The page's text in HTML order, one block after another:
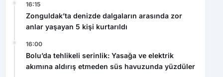
16:15
Zonguldak’ta denizde dalgaların arasında zor
anlar yaşayan 5 kişi kurtarıldı
16:00
Bolu’da tehlikeli serinlik: Yasağa ve elektrik
akımına aldırış etmeden süs havuzunda yüzdüler